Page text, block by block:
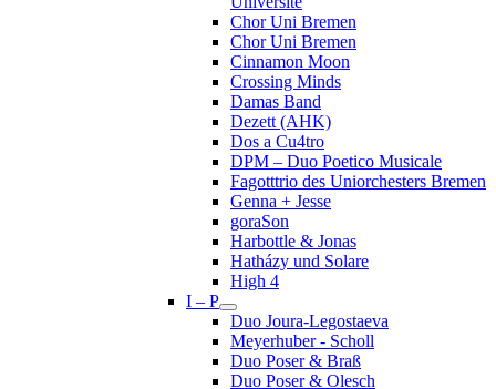
Chor Uni Bremen
Chor Uni Bremen
Cinnamon Moon
Crossing Minds
Damas Band
Dezett (AHK)
Dos a Cu4tro
DPM – Duo Poetico Musicale
Fagotttrio des Uniorchesters Bremen
Genna + Jesse
goraSon
Harbottle & Jonas
Hatházy und Solare
High 4
I – P
Duo Joura-Legostaeva
Meyerhuber - Scholl
Duo Poser & Braß
Duo Poser & Olesch